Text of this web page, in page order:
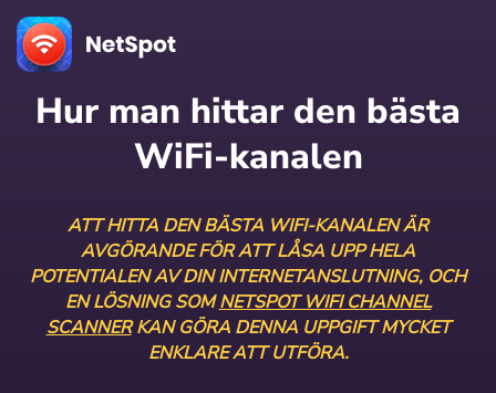
Hur man hittar den bästa
WiFi-kanalen
ATT HITTA DEN BÄSTA WIFI-KANALEN ÄR
AVGÖRANDE FÖR ATT LÅSA UPP HELA
POTENTIALEN AV DIN INTERNETANSLUTNING, OCH
EN LÖSNING SOMNETSPOT WIFI CHANNEL
SCANNERKAN GÖRA DENNA UPPGIFT MYCKET
ENKLARE ATT UTFÖRA.